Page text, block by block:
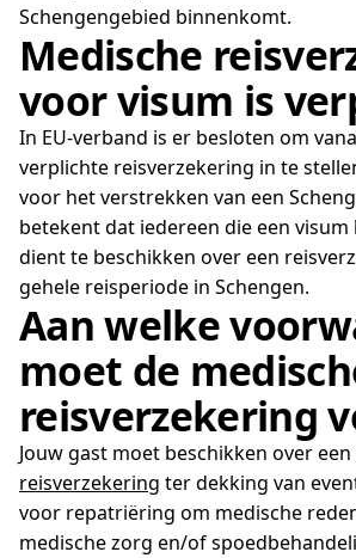
Schengengebied binnenkomt.
Medische
voor visum is
In EU-verband is er besloten om
verplichte reisverzekering in te
voor het verstrekken van een
betekent dat iedereen die een
dient te beschikken over een
gehele reisperiode in Schengen.
Aan welke
moet de
reisverzekering
Jouw gast moet beschikken over een
reisverzekering ter dekking van
voor repatriëring om medische
medische zorg en/of